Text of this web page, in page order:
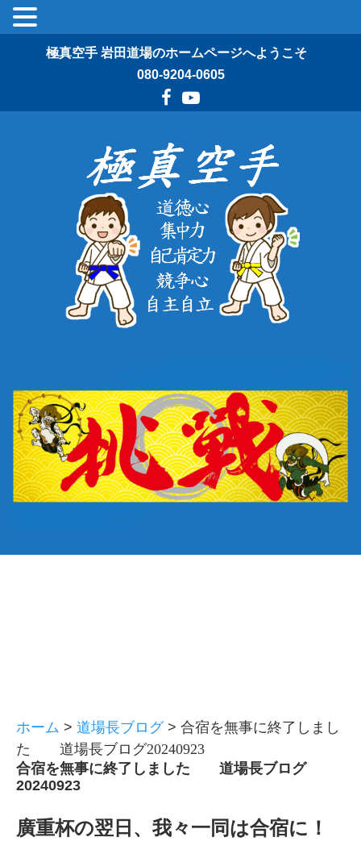
極真空手 岩田道場のホームページへようこそ
080-9204-0605
ホーム > 道場長ブログ> 合宿を無事に終了しまし
た 道場長ブログ20240923
合宿を無事に終了しました 道場長ブログ
20240923
廣重杯の翌日、我々一同は合宿に！